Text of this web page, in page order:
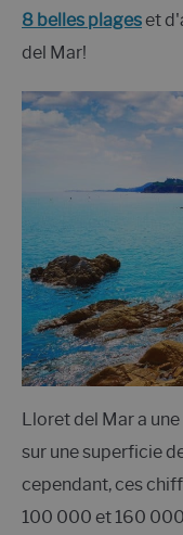
8 belles plageset
del Mar!
Lloret del Mar a
sur une superficie
cependant, ces
100 000 et 160